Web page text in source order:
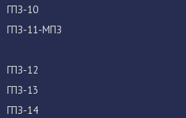
ГПЗ-10
ГПЗ-11-МПЗ
ГПЗ-12
ГПЗ-13
ГПЗ-14